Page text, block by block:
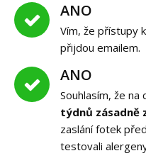
ANO
Vím, že přístupy
přijdou emailem.
ANO
Souhlasím, že na
týdnů zásadně
zaslání fotek
testovali